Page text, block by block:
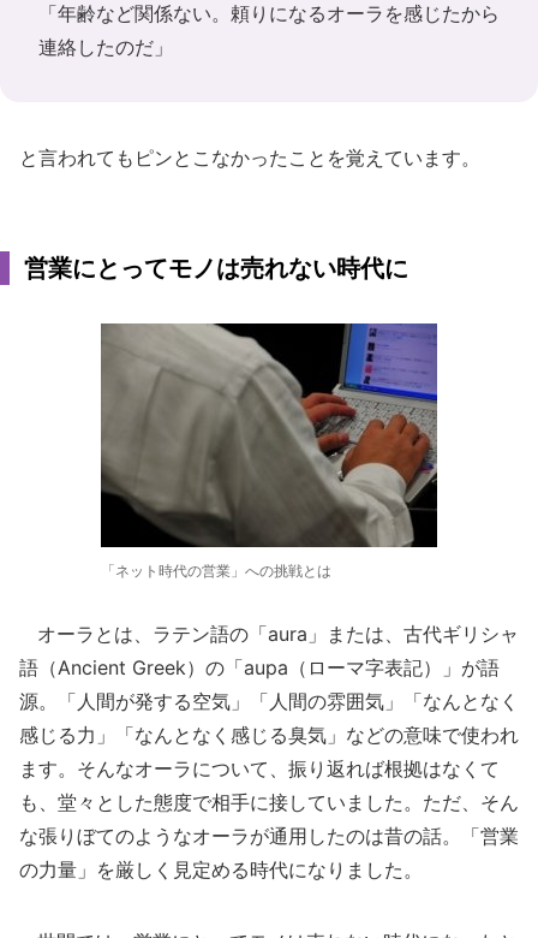
「年齢など関係ない。頼りになるオーラを感じたから
連絡したのだ」
と言われてもピンとこなかったことを覚えています。
営業にとってモノは売れない時代に
「ネット時代の営業」への挑戦とは
オーラとは、ラテン語の「aura」または、古代ギリシャ
語（Ancient Greek）の「aupa（ローマ字表記）」が語
源。「人間が発する空気」「人間の雰囲気」「なんとなく
感じる力」「なんとなく感じる臭気」などの意味で使われ
ます。そんなオーラについて、振り返れば根拠はなくて
も、堂々とした態度で相手に接していました。ただ、そん
な張りぼてのようなオーラが通用したのは昔の話。「営業
の力量」を厳しく見定める時代になりました。